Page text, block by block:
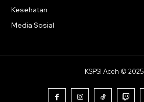
Kesehatan
Media Sosial
KSPSI Aceh © 2025